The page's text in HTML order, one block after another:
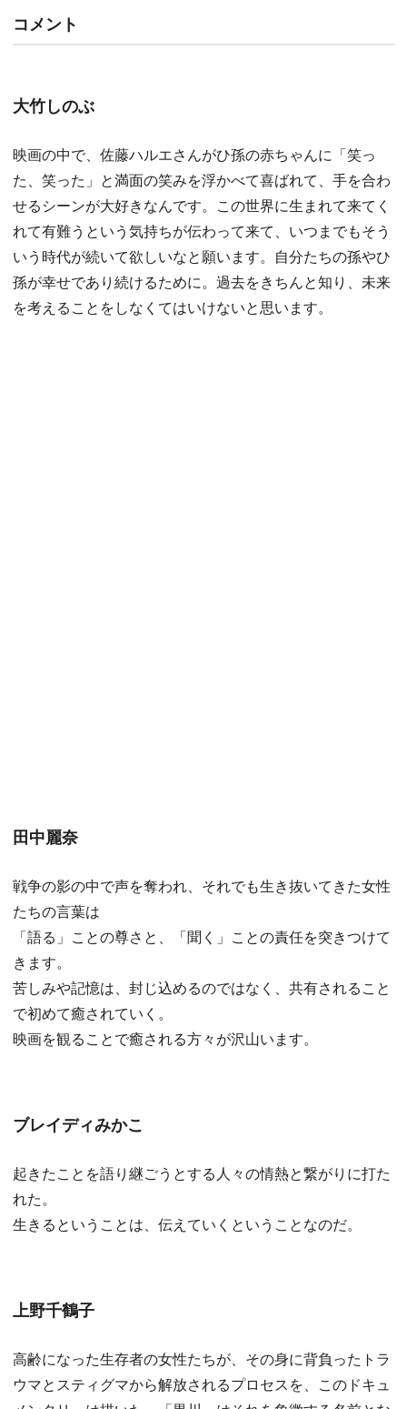
コメント
大竹しのぶ
映画の中で、佐藤ハルエさんがひ孫の赤ちゃんに「笑っ
た、笑った」と満面の笑みを浮かべて喜ばれて、手を合わ
せるシーンが大好きなんです。この世界に生まれて来てく
れて有難うという気持ちが伝わって来て、いつまでもそう
いう時代が続いて欲しいなと願います。自分たちの孫やひ
孫が幸せであり続けるために。過去をきちんと知り、未来
を考えることをしなくてはいけないと思います。
田中麗奈
戦争の影の中で声を奪われ、それでも生き抜いてきた女性
たちの言葉は
「語る」ことの尊さと、「聞く」ことの責任を突きつけて
きます。
苦しみや記憶は、封じ込めるのではなく、共有されること
で初めて癒されていく。
映画を観ることで癒される方々が沢山います。
ブレイディみかこ
起きたことを語り継ごうとする人々の情熱と繋がりに打た
れた。
生きるということは、伝えていくということなのだ。
上野千鶴子
高齢になった生存者の女性たちが、その身に背負ったトラ
ウマとスティグマから解放されるプロセスを、このドキュ